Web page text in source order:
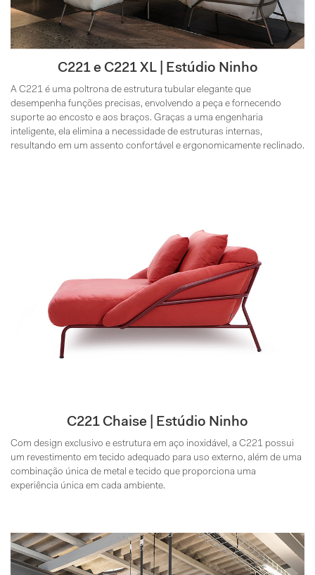
C221 e C221 XL | Estúdio Ninho
A C221 é uma poltrona de estrutura tubular elegante que
desempenha funções precisas, envolvendo a peça e fornecendo
suporte ao encosto e aos braços. Graças a uma engenharia
inteligente, ela elimina a necessidade de estruturas internas,
resultando em um assento confortável e ergonomicamente reclinado.
C221 Chaise | Estúdio Ninho
Com design exclusivo e estrutura em aço inoxidável, a C221 possui
um revestimento em tecido adequado para uso externo, além de uma
combinação única de metal e tecido que proporciona uma
experiência única em cada ambiente.